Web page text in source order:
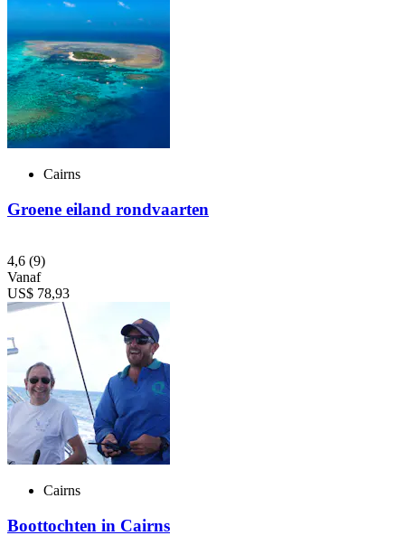
Cairns
Groene eiland rondvaarten
4,6 (9)
Vanaf
US$ 78,93
Cairns
Boottochten in Cairns